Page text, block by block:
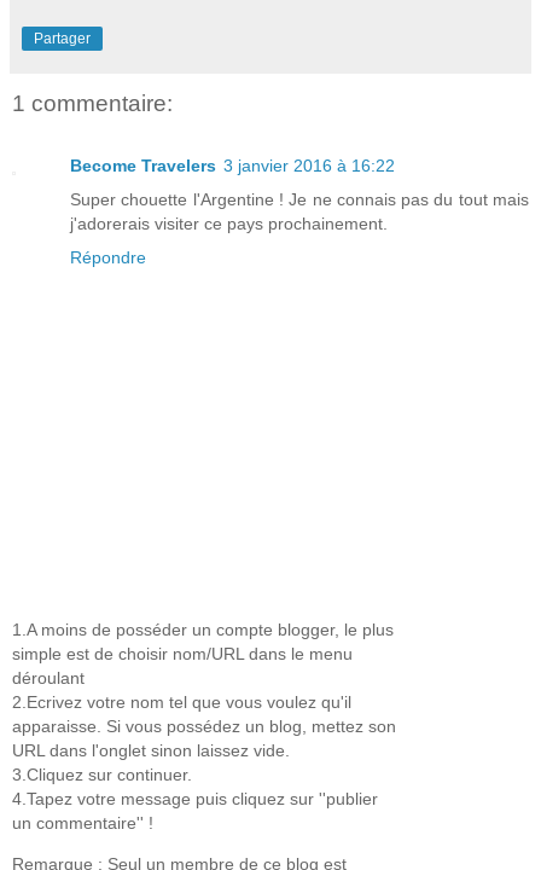
Partager
1 commentaire:
Become Travelers 3 janvier 2016 à 16:22
Super chouette l'Argentine ! Je ne connais pas du tout mais
j'adorerais visiter ce pays prochainement.
Répondre
1.A moins de posséder un compte blogger, le plus
simple est de choisir nom/URL dans le menu
déroulant
2.Ecrivez votre nom tel que vous voulez qu'il
apparaisse. Si vous possédez un blog, mettez son
URL dans l'onglet sinon laissez vide.
3.Cliquez sur continuer.
4.Tapez votre message puis cliquez sur ''publier
un commentaire'' !
Remarque : Seul un membre de ce blog est